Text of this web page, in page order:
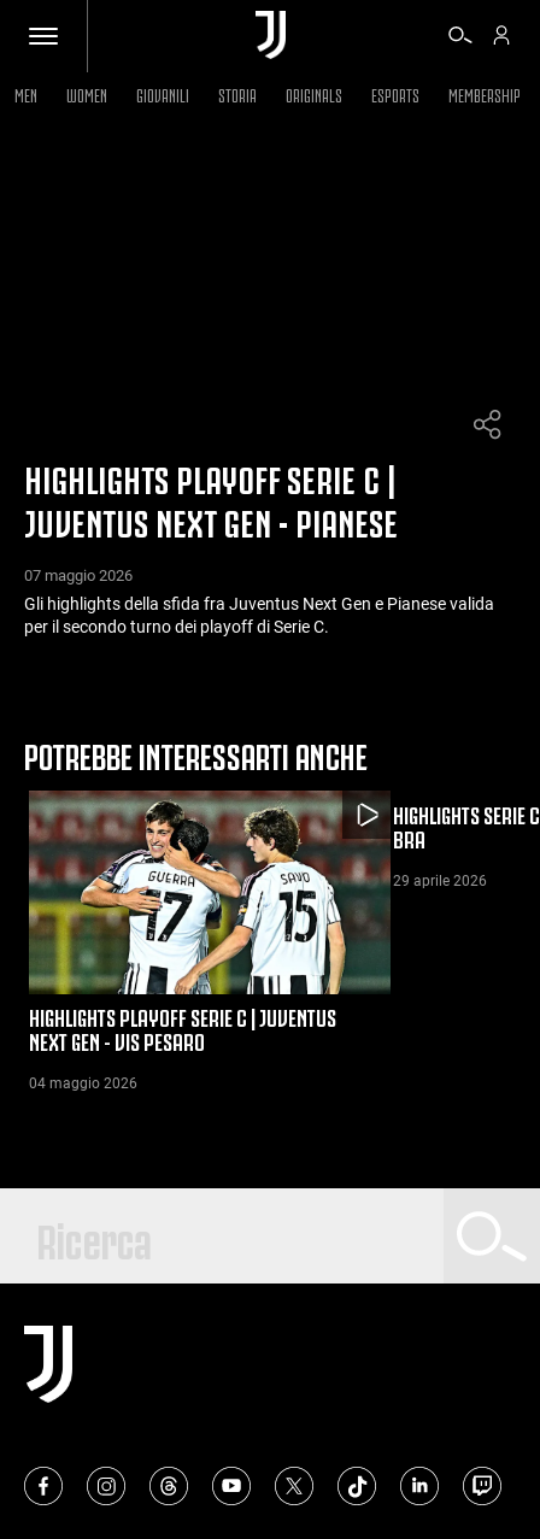
ALTRO
MEN WOMEN GIOVANILI STORIA ORIGINALS ESPORTS MEMBERSHIP
HIGHLIGHTS PLAYOFF SERIE C |
JUVENTUS NEXT GEN - PIANESE
07 maggio 2026
Gli highlights della sfida fra Juventus Next Gen e Pianese valida
per il secondo turno dei playoff di Serie C.
POTREBBE INTERESSARTI ANCHE
HIGHLIGHTS PLAYOFF SERIE C | JUVENTUS
NEXT GEN - VIS PESARO
04 maggio 2026
HIGHLIGHTS SERIE
BRA
29 aprile 2026